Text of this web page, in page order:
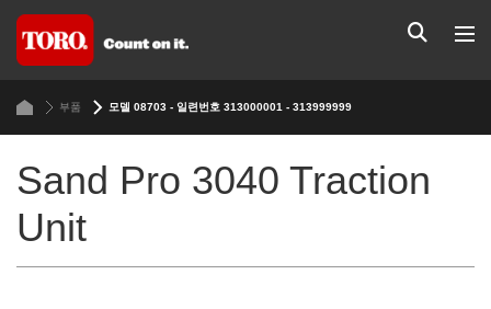
부품 모델 08703 - 일련번호 313000001 - 313999999
Sand Pro 3040 Traction
Unit